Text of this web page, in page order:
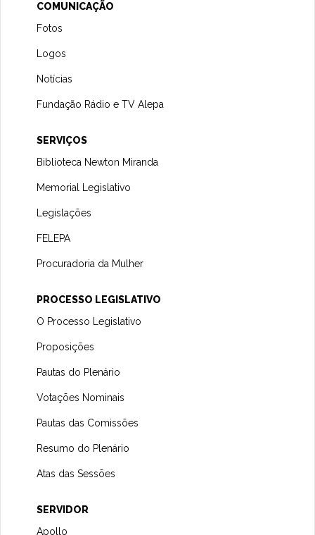
COMUNICAÇÃO
Fotos
Logos
Notícias
Fundação Rádio e TV Alepa
SERVIÇOS
Biblioteca Newton Miranda
Memorial Legislativo
Legislações
FELEPA
Procuradoria da Mulher
PROCESSO LEGISLATIVO
O Processo Legislativo
Proposições
Pautas do Plenário
Votações Nominais
Pautas das Comissões
Resumo do Plenário
Atas das Sessões
SERVIDOR
Apollo